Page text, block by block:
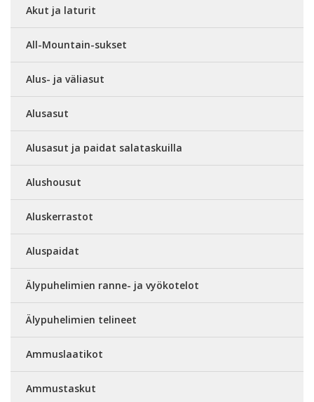
Akut ja laturit
All-Mountain-sukset
Alus- ja väliasut
Alusasut
Alusasut ja paidat salataskuilla
Alushousut
Aluskerrastot
Aluspaidat
Älypuhelimien ranne- ja vyökotelot
Älypuhelimien telineet
Ammuslaatikot
Ammustaskut